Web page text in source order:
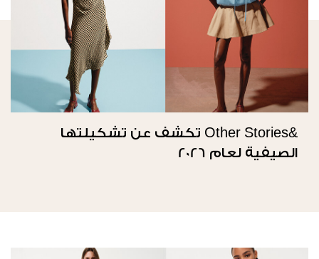
&Other Stories تكشف عن تشكيلتها
الصيفية لعام 2026